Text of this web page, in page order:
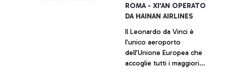
ROMA - XI’AN OPERATO
DA HAINAN AIRLINES
Il Leonardo da Vinci è
l’unico aeroporto
dell’Unione Europea che
accoglie tutti i maggiori